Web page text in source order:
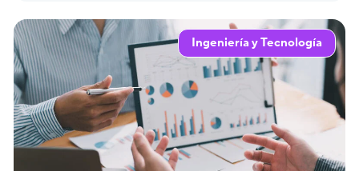
Ingeniería y Tecnología